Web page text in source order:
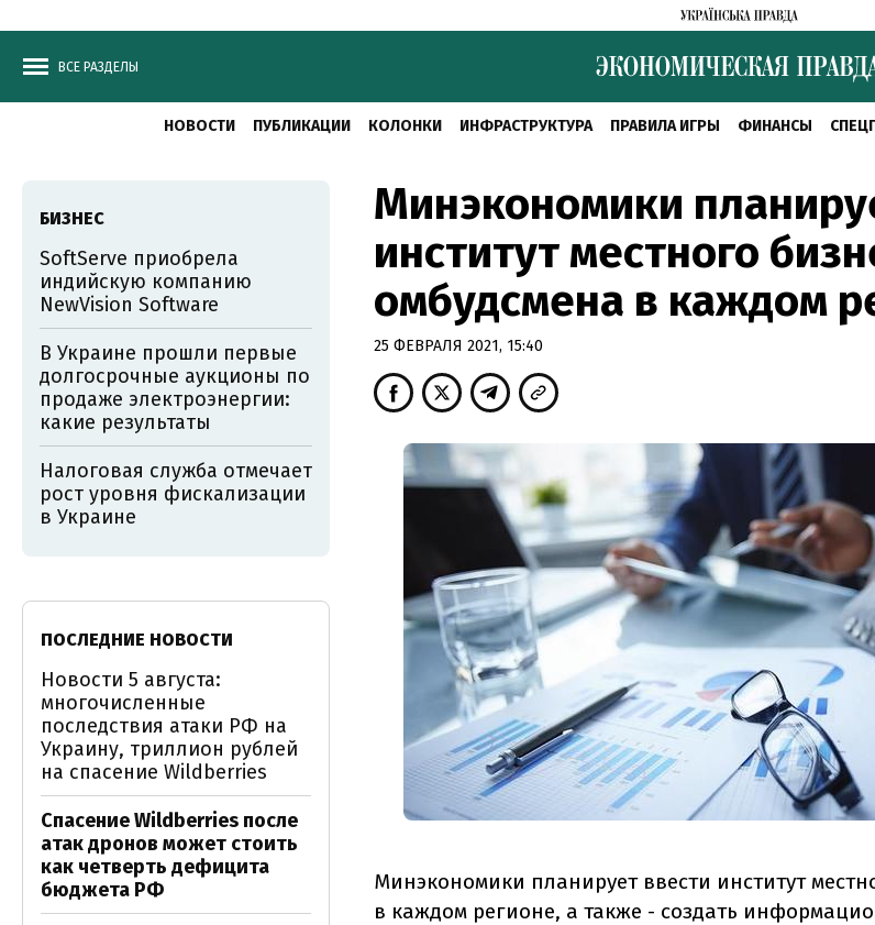
ВСЕ РАЗДЕЛЫ
НОВОСТИ ПУБЛИКАЦИИ КОЛОНКИ ИНФРАСТРУКТУРА ПРАВИЛА ИГРЫ ФИНАНСЫ
Минэкономики
институт местного
омбудсмена в каждом
25 ФЕВРАЛЯ 2021, 15:40
Минэкономики планирует ввести институт
в каждом регионе, а также - создать
БИЗНЕС
SoftServe приобрела
индийскую компанию
NewVision Software
В Украине прошли первые
долгосрочные аукционы по
продаже электроэнергии:
какие результаты
Налоговая служба отмечает
рост уровня фискализации
в Украине
ПОСЛЕДНИЕ НОВОСТИ
Новости 5 августа:
многочисленные
последствия атаки РФ на
Украину, триллион рублей
на спасение Wildberries
Спасение Wildberries после
атак дронов может стоить
как четверть дефицита
бюджета РФ